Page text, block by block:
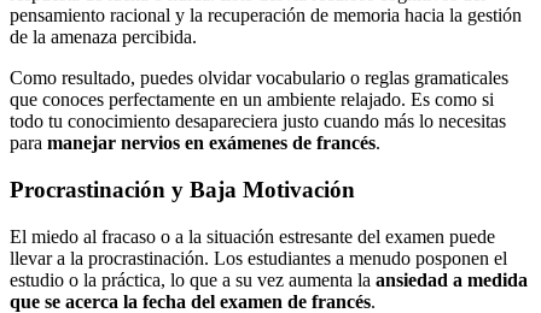
pensamiento racional y la recuperación de memoria hacia la gestión
de la amenaza percibida.
Como resultado, puedes olvidar vocabulario o reglas gramaticales
que conoces perfectamente en un ambiente relajado. Es como si
todo tu conocimiento desapareciera justo cuando más lo necesitas
para manejar nervios en exámenes de francés.
Procrastinación y Baja Motivación
El miedo al fracaso o a la situación estresante del examen puede
llevar a la procrastinación. Los estudiantes a menudo posponen el
estudio o la práctica, lo que a su vez aumenta la ansiedad a medida
que se acerca la fecha del examen de francés.